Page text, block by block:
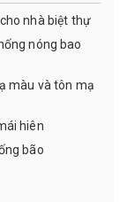
nhà biệt thự
nóng bao
màu và tôn mạ
hiên
bão